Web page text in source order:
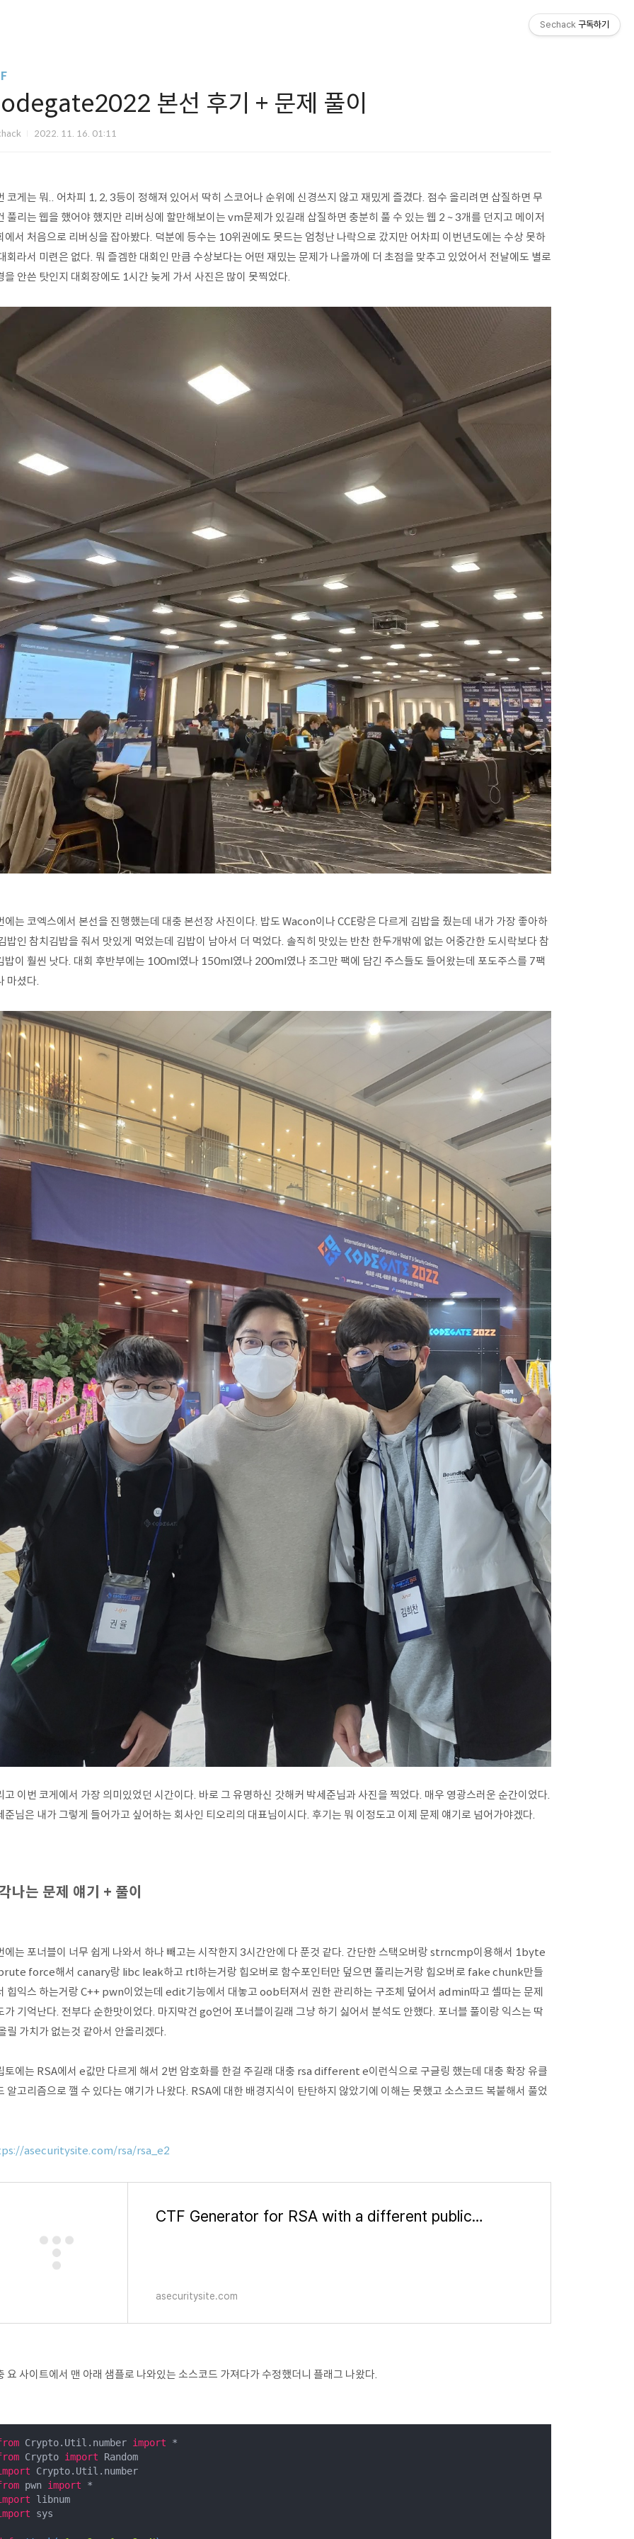
본선 후기 + 문제 풀이
2022. 11. 16. 01:11
코게는 뭐.. 어차피 1, 2, 3등이 정해져 있어서 딱히 스코어나 순위에 신경쓰지 않고 재밌게 즐겼다. 점수 올리려면 삽질하면 무
풀리는 웹을 했어야 했지만 리버싱에 할만해보이는 vm문제가 있길래 삽질하면 충분히 풀 수 있는 웹 2 ~ 3개를 던지고 메이저
에서 처음으로 리버싱을 잡아봤다. 덕분에 등수는 10위권에도 못드는 엄청난 나락으로 갔지만 어차피 이번년도에는 수상 못하
회라서 미련은 없다. 뭐 즐겜한 대회인 만큼 수상보다는 어떤 재밌는 문제가 나올까에 더 초점을 맞추고 있었어서 전날에도 별로
을 안쓴 탓인지 대회장에도 1시간 늦게 가서 사진은 많이 못찍었다.
에는 코엑스에서 본선을 진행했는데 대충 본선장 사진이다. 밥도 Wacon이나 CCE랑은 다르게 김밥을 줬는데 내가 가장 좋아하
밥인 참치김밥을 줘서 맛있게 먹었는데 김밥이 남아서 더 먹었다. 솔직히 맛있는 반찬 한두개밖에 없는 어중간한 도시락보다 참
밥이 훨씬 낫다. 대회 후반부에는 100ml였나 150ml였나 200ml였나 조그만 팩에 담긴 주스들도 들어왔는데 포도주스를 7팩
마셨다.
고 이번 코게에서 가장 의미있었던 시간이다. 바로 그 유명하신 갓해커 박세준님과 사진을 찍었다. 매우 영광스러운 순간이었다.
준님은 내가 그렇게 들어가고 싶어하는 회사인 티오리의 대표님이시다. 후기는 뭐 이정도고 이제 문제 얘기로 넘어가야겠다.
나는 문제 얘기 + 풀이
에는 포너블이 너무 쉽게 나와서 하나 빼고는 시작한지 3시간안에 다 푼것 같다. 간단한 스택오버랑 strncmp이용해서 1byte
force해서 canary랑 libc leak하고 rtl하는거랑 힙오버로 함수포인터만 덮으면 풀리는거랑 힙오버로 fake chunk만들
힙익스 하는거랑 C++ pwn이었는데 edit기능에서 대놓고 oob터져서 권한 관리하는 구조체 덮어서 admin따고 셸따는 문제
가 기억난다. 전부다 순한맛이었다. 마지막건 go언어 포너블이길래 그냥 하기 싫어서 분석도 안했다. 포너블 풀이랑 익스는 딱
릴 가치가 없는것 같아서 안올리겠다.
토에는 RSA에서 e값만 다르게 해서 2번 암호화를 한걸 주길래 대충 rsa different e이런식으로 구글링 했는데 대충 확장 유클
알고리즘으로 깰 수 있다는 얘기가 나왔다. RSA에 대한 배경지식이 탄탄하지 않았기에 이해는 못했고 소스코드 복붙해서 풀었
asecuritysite.com/rsa/rsa_e2
CTF Generator for RSA with a different public exponent and the same modulus (N)
asecuritysite.com
요 사이트에서 맨 아래 샘플로 나와있는 소스코드 가져다가 수정했더니 플래그 나왔다.
Crypto.Util.number import
Crypto import
Random
Crypto.Util.number
pwn import
libnum
sys
Sechack 구독하기